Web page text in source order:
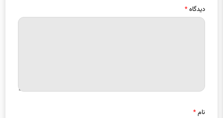
دیدگاه*
نام*